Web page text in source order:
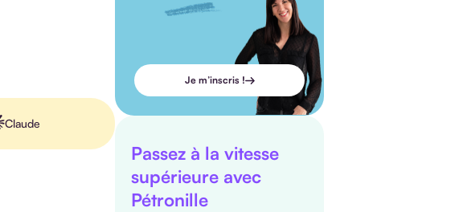
Claude
Je m’inscris !
Passez à la vitesse
supérieure avec
Pétronille